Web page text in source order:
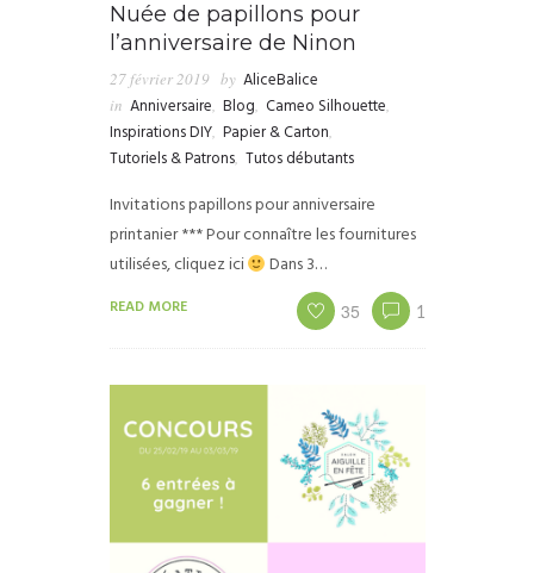
Nuée de papillons pour
l’anniversaire de Ninon
27 février 2019 by AliceBalice
in Anniversaire, Blog, Cameo Silhouette,
Inspirations DIY, Papier & Carton,
Tutoriels & Patrons, Tutos débutants
Invitations papillons pour anniversaire
printanier *** Pour connaître les fournitures
utilisées, cliquez ici
Dans 3…
READ MORE 35 1